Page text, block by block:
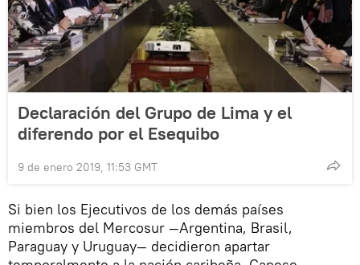
Declaración del Grupo de Lima y el
diferendo por el Esequibo
9 de enero 2019, 11:53 GMT
Si bien los Ejecutivos de los demás países
miembros del Mercosur —Argentina, Brasil,
Paraguay y Uruguay— decidieron apartar